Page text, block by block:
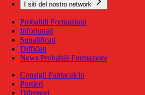
I siti del nostro network
Probabili Formazioni
Infortunati
Squalificati
Diffidati
News Probabili Formazioni
Consigli Fantacalcio
Portieri
Difensori